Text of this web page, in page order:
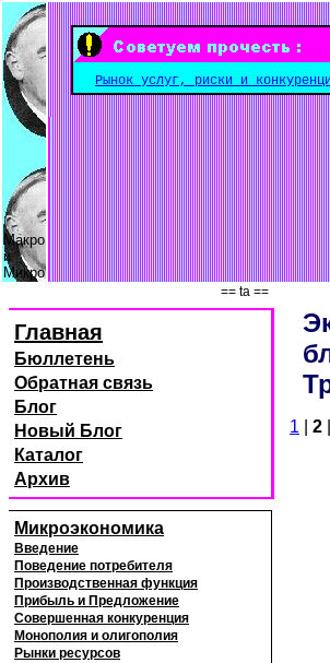
Макро
и
Микро
Рынок услуг, риски и
== ta ==
Главная
Бюллетень
Обратная связь
Блог
Новый Блог
Каталог
Архив
Микроэкономика
Введение
Поведение потребителя
Производственная функция
Прибыль и Предложение
Совершенная конкуренция
Монополия и олигополия
Рынки ресурсов
1 2